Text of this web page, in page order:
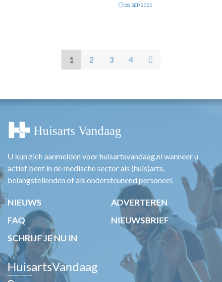
28 SEP 2020
1 2 3 4
U kun zich aanmelden voor huisartsvandaag.nl wanneer u
actief bent in de medische sector als (huis)arts,
belangstellenden of als ondersteunend personeel.
NIEUWS
ADVERTEREN
FAQ
NIEUWSBRIEF
SCHRIJF JE NU IN
HuisartsVandaag